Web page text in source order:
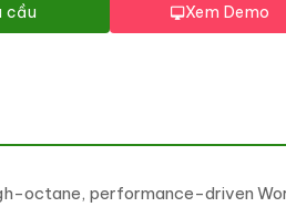
cầu Xem Demo
octane, performance-driven